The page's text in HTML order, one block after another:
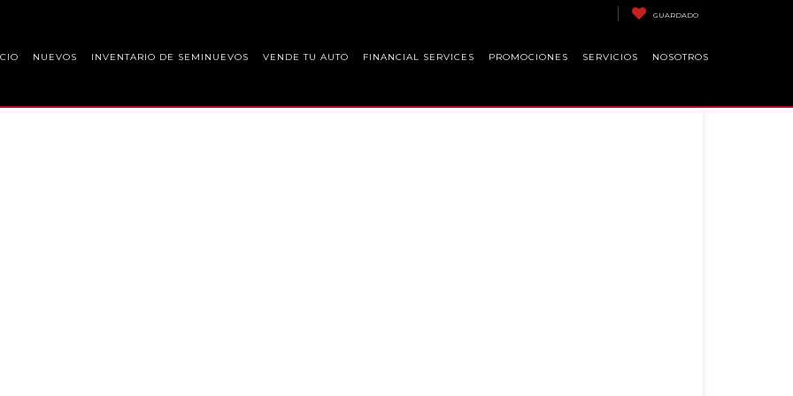
GUARDADO
NUEVOS INVENTARIO DE SEMINUEVOS VENDE TU AUTO FINANCIAL SERVICES PROMOCIONES SERVICIOS NOSOTROS